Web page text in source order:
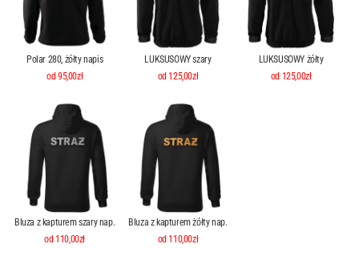
Polar 280, żółty napis
od 95,00zł
LUKSUSOWY szary
od 125,00zł
LUKSUSOWY żółty
od 125,00zł
Bluza z kapturem szary nap.
od 110,00zł
Bluza z kapturem żółty nap.
od 110,00zł